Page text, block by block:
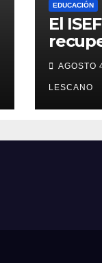
EDUCACIÓN
El
obra
50% y
AGOSTO
LESCANO